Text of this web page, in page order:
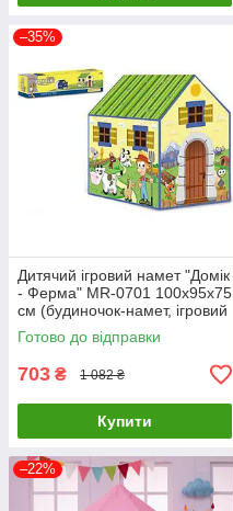
–35%
Дитячий ігровий намет "Домік
- Ферма" MR-0701 100х95х75
см (будиночок-намет, ігровий
будиночок)
Готово до відправки
703 ₴ 1 082 ₴
Купити
–22%